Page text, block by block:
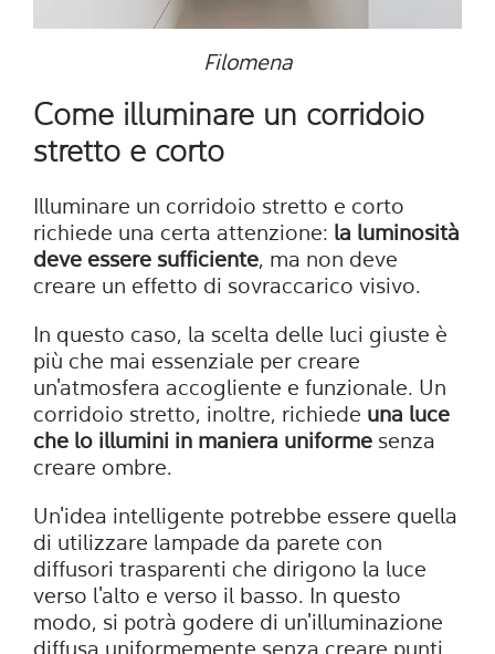
Filomena
Come illuminare un corridoio
stretto e corto
Illuminare un corridoio stretto e corto
richiede una certa attenzione: la luminosità
deve essere sufficiente, ma non deve
creare un effetto di sovraccarico visivo.
In questo caso, la scelta delle luci giuste è
più che mai essenziale per creare
un'atmosfera accogliente e funzionale. Un
corridoio stretto, inoltre, richiede una luce
che lo illumini in maniera uniforme senza
creare ombre.
Un'idea intelligente potrebbe essere quella
di utilizzare lampade da parete con
diffusori trasparenti che dirigono la luce
verso l'alto e verso il basso. In questo
modo, si potrà godere di un'illuminazione